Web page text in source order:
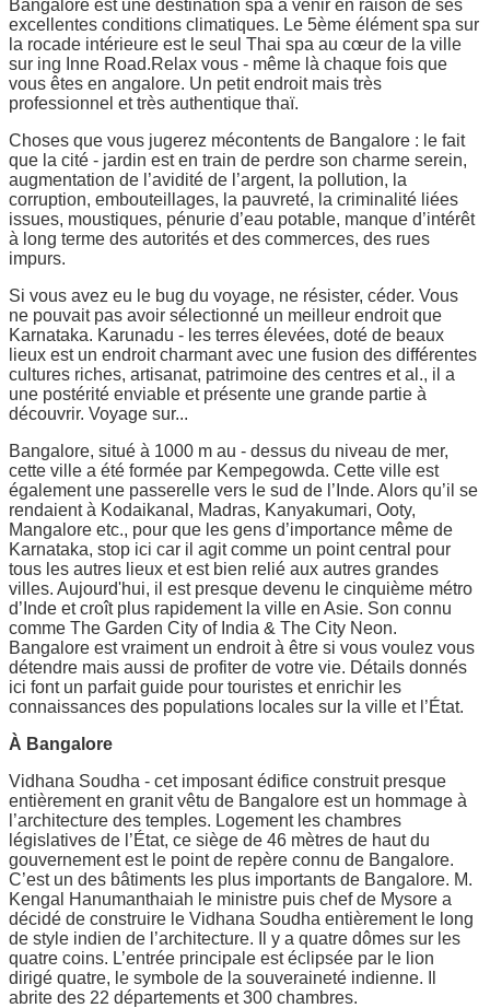
Bangalore est une destination spa à venir en raison de ses
excellentes conditions climatiques. Le 5ème élément spa sur
la rocade intérieure est le seul Thai spa au cœur de la ville
sur ing Inne Road.Relax vous - même là chaque fois que
vous êtes en angalore. Un petit endroit mais très
professionnel et très authentique thaï.
Choses que vous jugerez mécontents de Bangalore : le fait
que la cité - jardin est en train de perdre son charme serein,
augmentation de l’avidité de l’argent, la pollution, la
corruption, embouteillages, la pauvreté, la criminalité liées
issues, moustiques, pénurie d’eau potable, manque d’intérêt
à long terme des autorités et des commerces, des rues
impurs.
Si vous avez eu le bug du voyage, ne résister, céder. Vous
ne pouvait pas avoir sélectionné un meilleur endroit que
Karnataka. Karunadu - les terres élevées, doté de beaux
lieux est un endroit charmant avec une fusion des différentes
cultures riches, artisanat, patrimoine des centres et al., il a
une postérité enviable et présente une grande partie à
découvrir. Voyage sur...
Bangalore, situé à 1000 m au - dessus du niveau de mer,
cette ville a été formée par Kempegowda. Cette ville est
également une passerelle vers le sud de l’Inde. Alors qu’il se
rendaient à Kodaikanal, Madras, Kanyakumari, Ooty,
Mangalore etc., pour que les gens d’importance même de
Karnataka, stop ici car il agit comme un point central pour
tous les autres lieux et est bien relié aux autres grandes
villes. Aujourd'hui, il est presque devenu le cinquième métro
d’Inde et croît plus rapidement la ville en Asie. Son connu
comme The Garden City of India & The City Neon.
Bangalore est vraiment un endroit à être si vous voulez vous
détendre mais aussi de profiter de votre vie. Détails donnés
ici font un parfait guide pour touristes et enrichir les
connaissances des populations locales sur la ville et l’État.
À Bangalore
Vidhana Soudha - cet imposant édifice construit presque
entièrement en granit vêtu de Bangalore est un hommage à
l’architecture des temples. Logement les chambres
législatives de l’État, ce siège de 46 mètres de haut du
gouvernement est le point de repère connu de Bangalore.
C’est un des bâtiments les plus importants de Bangalore. M.
Kengal Hanumanthaiah le ministre puis chef de Mysore a
décidé de construire le Vidhana Soudha entièrement le long
de style indien de l’architecture. Il y a quatre dômes sur les
quatre coins. L’entrée principale est éclipsée par le lion
dirigé quatre, le symbole de la souveraineté indienne. Il
abrite des 22 départements et 300 chambres.